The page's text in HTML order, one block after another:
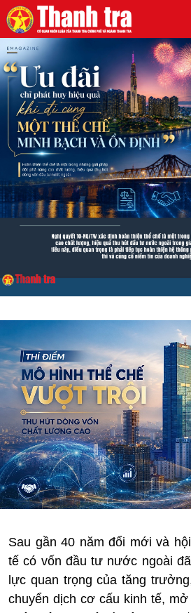
Sau gần 40 năm đổi mới và
tế có vốn đầu tư nước ngoài
lực quan trọng của tăng
chuyển dịch cơ cấu kinh tế,